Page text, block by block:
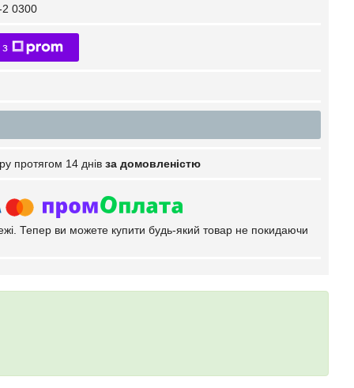
0300
протягом 14 днів за домовленістю
Тепер ви можете купити будь-який товар не покидаючи